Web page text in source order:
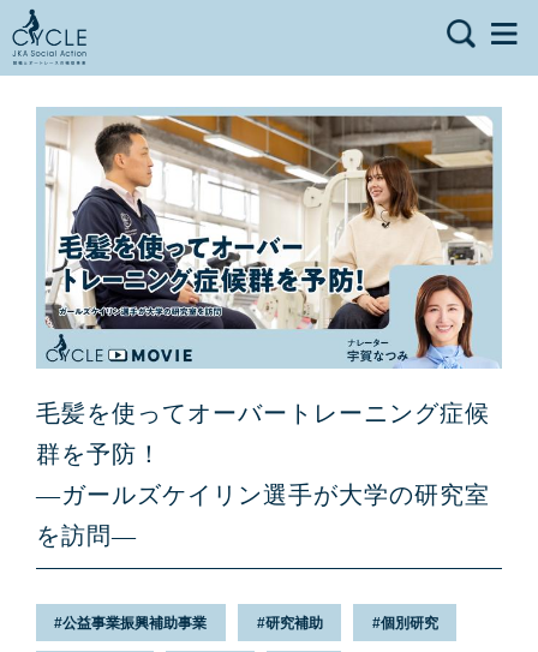
毛髪を使ってオーバートレーニング症候
群を予防！
―ガールズケイリン選手が大学の研究室
を訪問―
公益事業振興補助事業 研究補助 個別研究